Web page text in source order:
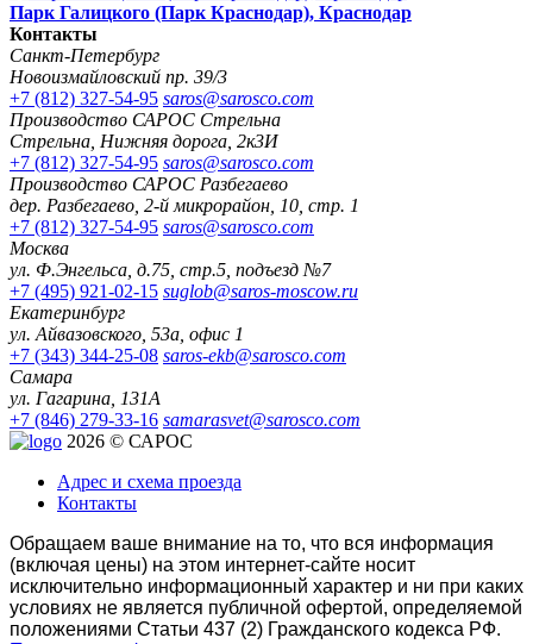
Парк Галицкого (Парк Краснодар), Краснодар
Контакты
Санкт-Петербург
Новоизмайловский пр. 39/3
+7 (812) 327-54-95 saros@sarosco.com
Производство САРОС Стрельна
Стрельна, Нижняя дорога, 2к3И
+7 (812) 327-54-95 saros@sarosco.com
Производство САРОС Разбегаево
дер. Разбегаево, 2-й микрорайон, 10, стр. 1
+7 (812) 327-54-95 saros@sarosco.com
Москва
ул. Ф.Энгельса, д.75, стр.5, подъезд №7
+7 (495) 921-02-15 suglob@saros-moscow.ru
Екатеринбург
ул. Айвазовского, 53а, офис 1
+7 (343) 344-25-08 saros-ekb@sarosco.com
Самара
ул. Гагарина, 131А
+7 (846) 279-33-16 samarasvet@sarosco.com
2026 © САРОС
Адрес и схема проезда
Контакты
Обращаем ваше внимание на то, что вся информация
(включая цены) на этом интернет-сайте носит
исключительно информационный характер и ни при каких
условиях не является публичной офертой, определяемой
положениями Статьи 437 (2) Гражданского кодекса РФ.